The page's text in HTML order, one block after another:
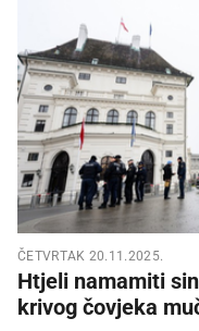
ČETVRTAK 20.11.2025.
Htjeli namamiti
krivog čovjeka